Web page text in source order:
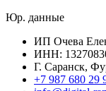
Юр. данные
ИП Очева
ИНН:
Г. Саранск,
+7 987 680 29